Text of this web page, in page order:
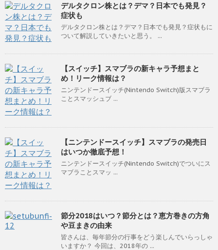
デルタクロン株とは？デマ？日本でも発見？
症状も
デルタクロン株とは？デマ？日本でも発見？症状もに
ついて解説していきたいと思う。 ...
【スイッチ】スマブラの新キャラ予想まと
め！リーク情報は？
ニンテンドースイッチ(Nintendo Switch)版スマブラ
ことスマッシュブ ...
【ニンテンドースイッチ】スマブラの発売日
はいつか徹底予想！
ニンテンドースイッチ(Nintendo Switch)でついにス
マブラことスマッ ...
節分2018はいつ？節分とは？恵方巻きの方角
や豆まきの由来
皆さんは、毎年節分の行事をどう楽しんでいらっしゃ
いますか？ 今回は、2018年の ...